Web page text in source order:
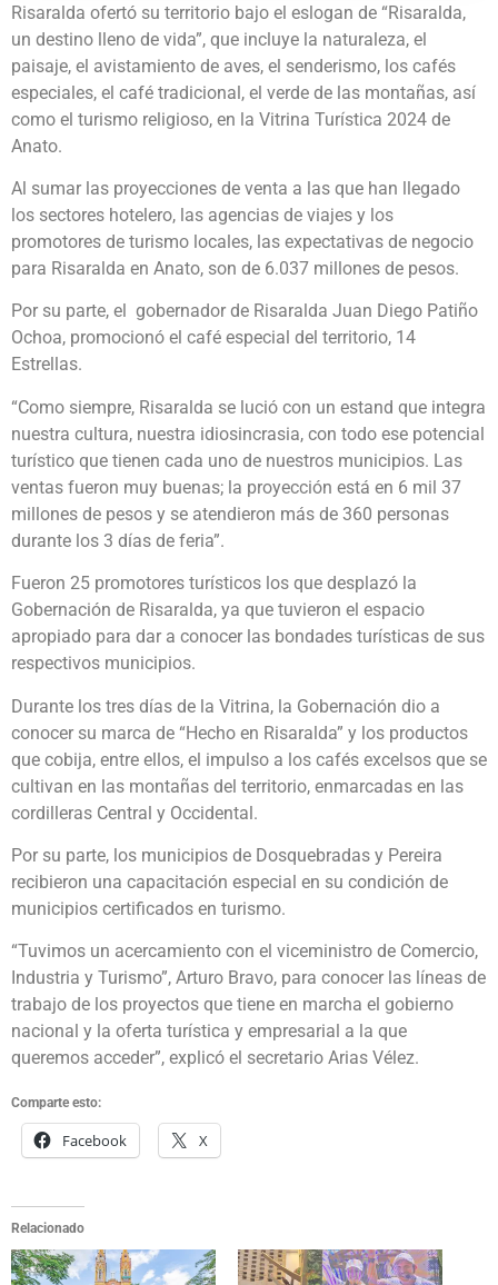
Risaralda ofertó su territorio bajo el eslogan de “Risaralda,
un destino lleno de vida”, que incluye la naturaleza, el
paisaje, el avistamiento de aves, el senderismo, los cafés
especiales, el café tradicional, el verde de las montañas, así
como el turismo religioso, en la Vitrina Turística 2024 de
Anato.
Al sumar las proyecciones de venta a las que han llegado
los sectores hotelero, las agencias de viajes y los
promotores de turismo locales, las expectativas de negocio
para Risaralda en Anato, son de 6.037 millones de pesos.
Por su parte, el gobernador de Risaralda Juan Diego Patiño
Ochoa, promocionó el café especial del territorio, 14
Estrellas.
“Como siempre, Risaralda se lució con un estand que integra
nuestra cultura, nuestra idiosincrasia, con todo ese potencial
turístico que tienen cada uno de nuestros municipios. Las
ventas fueron muy buenas; la proyección está en 6 mil 37
millones de pesos y se atendieron más de 360 personas
durante los 3 días de feria”.
Fueron 25 promotores turísticos los que desplazó la
Gobernación de Risaralda, ya que tuvieron el espacio
apropiado para dar a conocer las bondades turísticas de sus
respectivos municipios.
Durante los tres días de la Vitrina, la Gobernación dio a
conocer su marca de “Hecho en Risaralda” y los productos
que cobija, entre ellos, el impulso a los cafés excelsos que se
cultivan en las montañas del territorio, enmarcadas en las
cordilleras Central y Occidental.
Por su parte, los municipios de Dosquebradas y Pereira
recibieron una capacitación especial en su condición de
municipios certificados en turismo.
“Tuvimos un acercamiento con el viceministro de Comercio,
Industria y Turismo”, Arturo Bravo, para conocer las líneas de
trabajo de los proyectos que tiene en marcha el gobierno
nacional y la oferta turística y empresarial a la que
queremos acceder”, explicó el secretario Arias Vélez.
Comparte esto:
Facebook X
Relacionado